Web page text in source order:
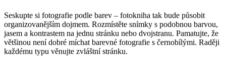
Seskupte si fotografie podle barev – fotokniha tak bude působit
organizovanějším dojmem. Rozmístěte snímky s podobnou barvou,
jasem a kontrastem na jednu stránku nebo dvojstranu. Pamatujte, že
většinou není dobré míchat barevné fotografie s černobílými. Raději
každému typu věnujte zvláštní stránku.